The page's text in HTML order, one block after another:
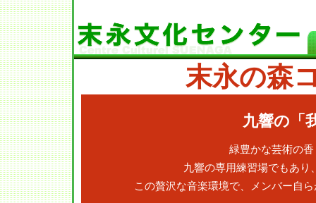
末永の森
九響の「
緑豊かな芸術の
九響の専用練習場でもあり
この贅沢な音楽環境で、メンバー自